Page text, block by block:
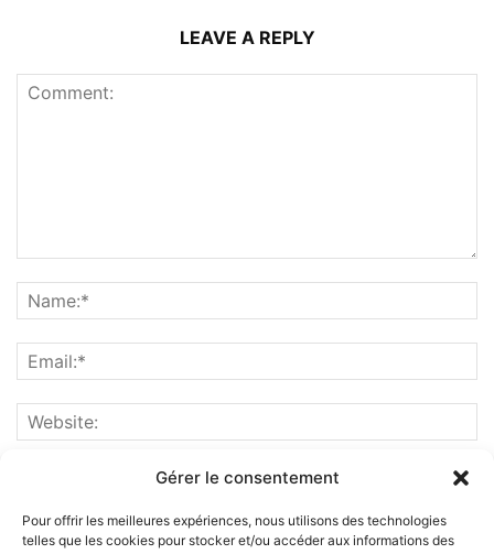
Gérer le consentement
Pour offrir les meilleures expériences, nous utilisons des technologies
telles que les cookies pour stocker et/ou accéder aux informations des
LEAVE A REPLY